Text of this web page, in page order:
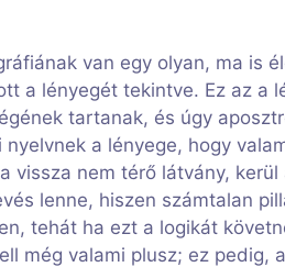
van egy olyan, ma is
a lényegét tekintve. Ez az a
tartanak, és úgy
nyelvnek a lényege, hogy
vissza nem térő látvány,
lenne, hiszen számtalan
tehát ha ezt a logikát
még valami plusz; ez pedig,